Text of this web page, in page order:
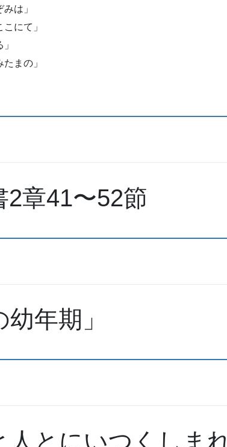
は」
にて」
まの」
2章41〜52節
年期」
人とにいつくしま